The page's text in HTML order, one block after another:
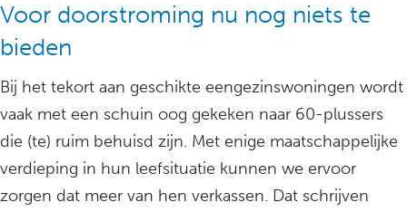
Voor doorstroming nu nog niets te
bieden
Bij het tekort aan geschikte eengezinswoningen wordt
vaak met een schuin oog gekeken naar 60-plussers
die (te) ruim behuisd zijn. Met enige maatschappelijke
verdieping in hun leefsituatie kunnen we ervoor
zorgen dat meer van hen verkassen. Dat schrijven